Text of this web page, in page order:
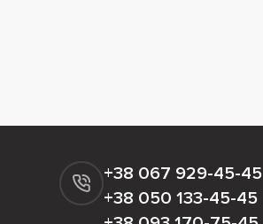
+38 067 929-45-45
+38 050 133-45-45